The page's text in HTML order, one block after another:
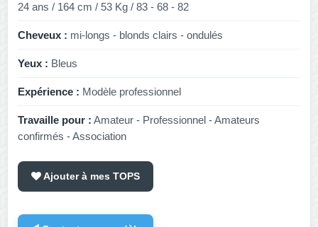
24 ans / 164 cm / 53 Kg / 83 - 68 - 82
Cheveux : mi-longs - blonds clairs - ondulés
Yeux : Bleus
Expérience : Modèle professionnel
Travaille pour : Amateur - Professionnel - Amateurs
confirmés - Association
Ajouter à mes TOPS